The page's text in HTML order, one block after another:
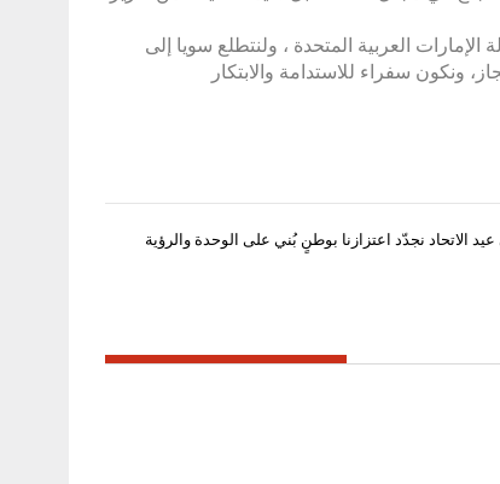
العربية المتحدة ، ولنتطلع سويا إلى
ونكون سفراء للاستدامة والابتكار
الاتحاد نجدّد اعتزازنا بوطنٍ بُني على الوحدة والرؤية